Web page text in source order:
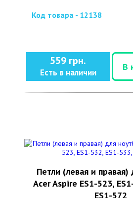
Код товара - 12138
559 грн.
Есть в наличии
В
Петли (левая и правая)
Acer Aspire ES1-523,
ES1-572